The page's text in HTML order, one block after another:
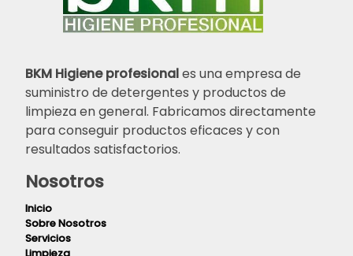
BKM Higiene profesionales una empresa de
suministro de detergentes y productos de
limpieza en general. Fabricamos directamente
para conseguir productos eficaces y con
resultados satisfactorios.
Nosotros
Inicio
Sobre Nosotros
Servicios
Limpieza